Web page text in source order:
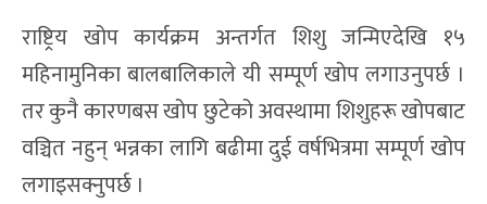
राष्ट्रिय खोप कार्यक्रम अन्तर्गत शिशु जन्मिएदेखि १५
महिनामुनिका बालबालिकाले यी सम्पूर्ण खोप लगाउनुपर्छ ।
तर कुनै कारणबस खोप छुटेको अवस्थामा शिशुहरू खोपबाट
वञ्चित नहुन् भन्नका लागि बढीमा दुई वर्षभित्रमा सम्पूर्ण खोप
लगाइसक्नुपर्छ ।